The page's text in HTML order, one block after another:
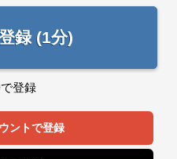
録 (1分)
登録
ントで登録